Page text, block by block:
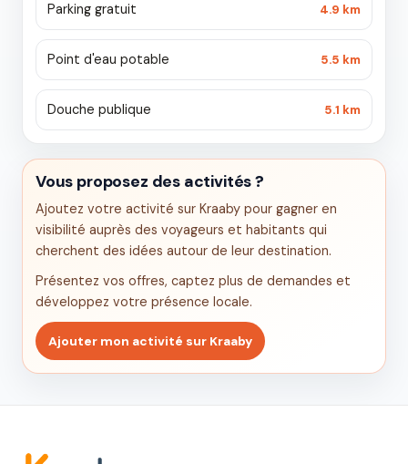
Parking gratuit 4.9 km
Point d'eau potable 5.5 km
Douche publique 5.1 km
Vous proposez des activités ?
Ajoutez votre activité sur Kraaby pour gagner en
visibilité auprès des voyageurs et habitants qui
cherchent des idées autour de leur destination.
Présentez vos offres, captez plus de demandes et
développez votre présence locale.
Ajouter mon activité sur Kraaby